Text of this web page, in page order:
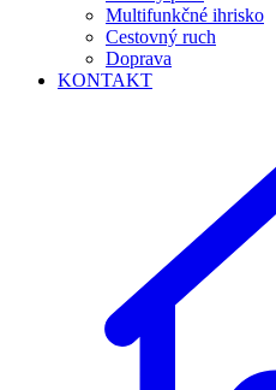
Multifunkčné ihrisko
Cestovný ruch
Doprava
KONTAKT